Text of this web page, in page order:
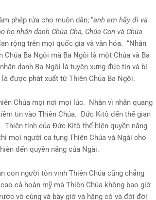
phép rửa cho muôn dân; “anh em hãy đi và
nhân danh Chúa Cha, Chúa Con và Chúa
rộng trên mọi quốc gia và văn hóa. “Nhân
Chúa Ba Ngôi mà Ba Ngôi là một Chúa và Ba
danh Ba Ngôi là tuyên xưng đức tin và bí
được phát xuất từ Thiên Chúa Ba Ngôi.
Chúa mọi nơi mọi lúc. Nhân vì nhãn quang
tin vào Thiên Chúa. Đức Kitô đến thế gian
tính của Đức Kitô thể hiện quyền năng
mọi người ca tụng Thiên Chúa và Ngài cho
đến quyền năng của Ngài.
con người tôn vinh Thiên Chúa cũng chẳng
cả hoàn mỹ mà Thiên Chúa không bao giờ
vô cùng và bây giờ và hằng có và đời đời